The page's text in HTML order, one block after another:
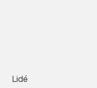
Lidé